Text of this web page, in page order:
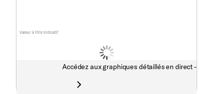
Valeur à titre indicatif
Accédez aux graphiques détaillés en direct -